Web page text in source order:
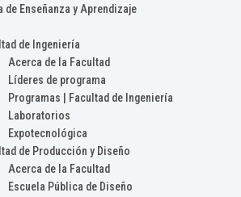
Enseñanza y Aprendizaje
de Ingeniería
Acerca de la Facultad
Líderes de programa
Programas | Facultad de Ingeniería
Laboratorios
Expotecnológica
de Producción y Diseño
Acerca de la Facultad
Escuela Pública de Diseño